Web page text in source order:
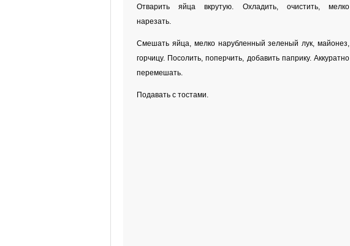
Отварить яйца вкрутую. Охладить, очистить, мелко
нарезать.
Смешать яйца, мелко нарубленный зеленый лук, майонез,
горчицу. Посолить, поперчить, добавить паприку. Аккуратно
перемешать.
Подавать с тостами.